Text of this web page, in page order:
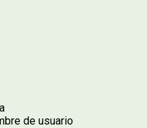
de usuario